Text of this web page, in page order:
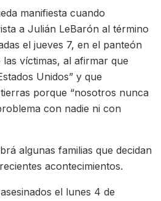
manifiesta cuando
a Julián LeBarón al término
el jueves 7, en el panteón
víctimas, al afirmar que
Unidos” y que
porque “nosotros nunca
con nadie ni con
algunas familias que decidan
acontecimientos.
el lunes 4 de